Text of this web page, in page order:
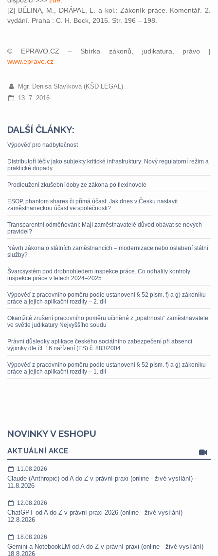
[2] BĚLINA, M., DRÁPAL, L. a kol.: Zákoník práce. Komentář. 2.
vydání. Praha : C. H. Beck, 2015. Str. 196 – 198.
© EPRAVO.CZ – Sbírka zákonů, judikatura, právo |
www.epravo.cz
Mgr. Denisa Slavíková (KŠD LEGAL)
13. 7. 2016
DALŠÍ ČLÁNKY:
Výpověď pro nadbytečnost
Distributoři léčiv jako subjekty kritické infrastruktury: Nový regulatorní režim a
praktické dopady
Prodloužení zkušební doby ze zákona po flexinovele
ESOP, phantom shares či přímá účast: Jak dnes v Česku nastavit
zaměstnaneckou účast ve společnosti?
Transparentní odměňování: Mají zaměstnavatelé důvod obávat se nových
pravidel?
Návrh zákona o státních zaměstnancích – modernizace nebo oslabení státní
služby?
Švarcsystém pod drobnohledem inspekce práce. Co odhalily kontroly
inspekce práce v letech 2024–2025
Výpověď z pracovního poměru podle ustanovení § 52 písm. f) a g) zákoníku
práce a jejich aplikační rozdíly – 2. díl
Okamžité zrušení pracovního poměru učiněné z „opatrnosti“ zaměstnavatele
ve světle judikatury Nejvyššího soudu
Právní důsledky aplikace českého sociálního zabezpečení při absenci
výjimky dle čl. 16 nařízení (ES) č. 883/2004
Výpověď z pracovního poměru podle ustanovení § 52 písm. f) a g) zákoníku
práce a jejich aplikační rozdíly – 1. díl
NOVINKY V ESHOPU
AKTUÁLNÍ AKCE
11.08.2026
Claude (Anthropic) od A do Z v právní praxi (online - živé vysílání) -
11.8.2026
12.08.2026
ChatGPT od A do Z v právní praxi 2026 (online - živé vysílání) -
12.8.2026
18.08.2026
Gemini a NotebookLM od A do Z v právní praxi (online - živé vysílání) -
18.8.2026